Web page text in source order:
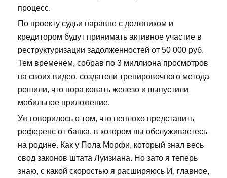
процесс.
По проекту судьи наравне с должником и
кредитором будут принимать активное участие в
реструктуризации задолженностей от 50 000 руб.
Тем временем, собрав по 3 миллиона просмотров
на своих видео, создатели тренировочного метода
решили, что пора ковать железо и выпустили
мобильное приложение.
Уж говорилось о том, что неплохо представить
референс от банка, в котором вы обслуживаетесь
на родине. Как у Пола Морфи, который знал весь
свод законов штата Луизиана. Но зато я теперь
знаю, с какой скоростью я расширяюсь И, главное,